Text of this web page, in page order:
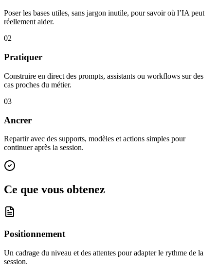
Poser les bases utiles, sans jargon inutile, pour savoir où l’IA peut
réellement aider.
02
Pratiquer
Construire en direct des prompts, assistants ou workflows sur des
cas proches du métier.
03
Ancrer
Repartir avec des supports, modèles et actions simples pour
continuer après la session.
Ce que vous obtenez
Positionnement
Un cadrage du niveau et des attentes pour adapter le rythme de la
session.